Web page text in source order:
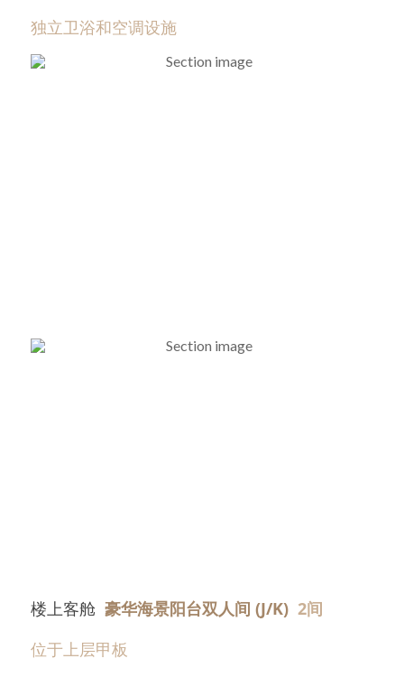
独立卫浴和空调设施
楼上客舱 豪华海景阳台双人间 (J/K) 2间
位于上层甲板